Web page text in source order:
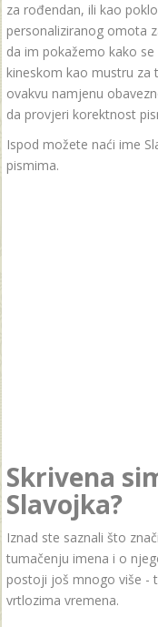
za rođendan, ili kao
personaliziranog omota
da im pokažemo kako
kineskom kao mustru za
ovakvu namjenu
da provjeri korektnost
Ispod možete naći ime
pismima.
Skrivena
Slavojka?
Iznad ste saznali što
tumačenju imena i o
postoji još mnogo više -
vrtlozima vremena.